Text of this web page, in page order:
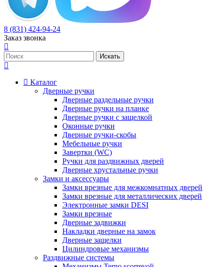
8 (831) 424-94-24
Заказ звонка
Каталог
Дверные ручки
Дверные раздельные ручки
Дверные ручки на планке
Дверные ручки с защелкой
Оконные ручки
Дверные ручки-скобы
Мебельные ручки
Завертки (WC)
Ручки для раздвижных дверей
Дверные хрустальные ручки
Замки и аксессуары
Замки врезные для межкомнатных дверей
Замки врезные для металлических дверей
Электронные замки DESI
Замки врезные
Дверные задвижки
Накладки дверные на замок
Дверные защелки
Цилиндровые механизмы
Раздвижные системы